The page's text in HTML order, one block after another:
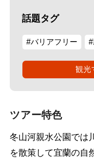
話題タグ
#バリアフリー
観光
ツアー特色
冬山河親水公園では
を散策して宜蘭の自